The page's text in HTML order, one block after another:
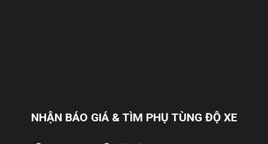
NHẬN BÁO GIÁ & TÌM PHỤ TÙNG ĐỘ XE